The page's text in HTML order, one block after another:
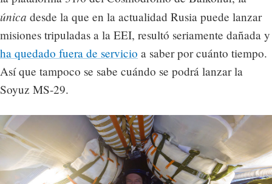
única desde la que en la actualidad Rusia puede lanzar
misiones tripuladas a la EEI, resultó seriamente dañada y
ha quedado fuera de servicio a saber por cuánto tiempo.
Así que tampoco se sabe cuándo se podrá lanzar la
Soyuz MS-29.